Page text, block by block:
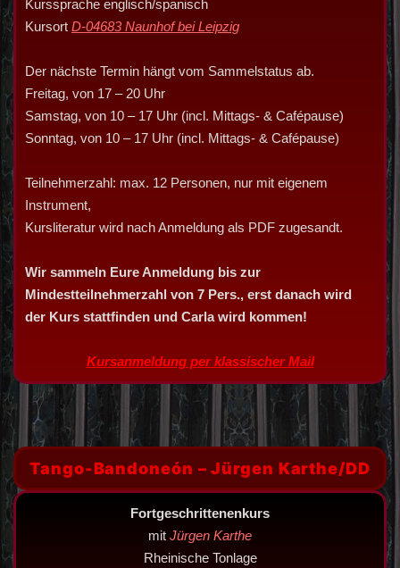
Kurssprache englisch/spanisch
Kursort D-04683 Naunhof bei Leipzig
Der nächste Termin hängt vom Sammelstatus ab.
Freitag, von 17 – 20 Uhr
Samstag, von 10 – 17 Uhr (incl. Mittags- & Cafépause)
Sonntag, von 10 – 17 Uhr (incl. Mittags- & Cafépause)
Teilnehmerzahl: max. 12 Personen, nur mit eigenem
Instrument,
Kursliteratur wird nach Anmeldung als PDF zugesandt.
Wir sammeln Eure Anmeldung bis zur
Mindestteilnehmerzahl von 7 Pers., erst danach wird
der Kurs stattfinden und Carla wird kommen!
Kursanmeldung per klassischer Mail
Tango-Bandoneón – Jürgen Karthe/DD
Fortgeschrittenenkurs
mit Jürgen Karthe
Rheinische Tonlage